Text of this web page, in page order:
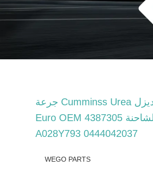
محرك الديزل Cumminss Urea جرعة
Adblue مضخة لشاحنة Euro OEM 4387305
A028Y793 0444042037
WEGO PARTS